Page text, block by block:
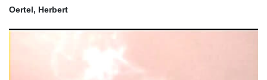
Oertel, Herbert